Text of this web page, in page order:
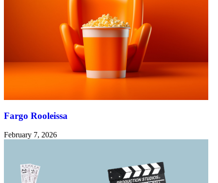
Fargo Rooleissa
February 7, 2026